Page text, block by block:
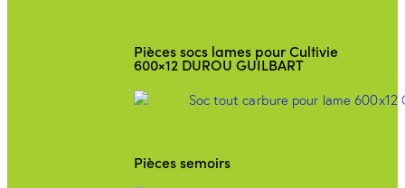
Pièces socs lames pour Cultivie
600×12 DUROU GUILBART
Pièces semoirs